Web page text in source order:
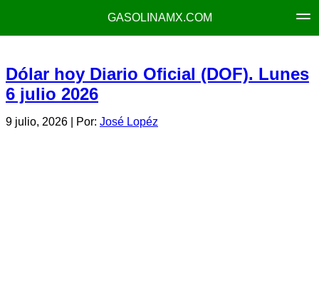
GASOLINAMX.COM
Dólar hoy Diario Oficial (DOF). Lunes
6 julio 2026
9 julio, 2026 | Por: José Lopéz